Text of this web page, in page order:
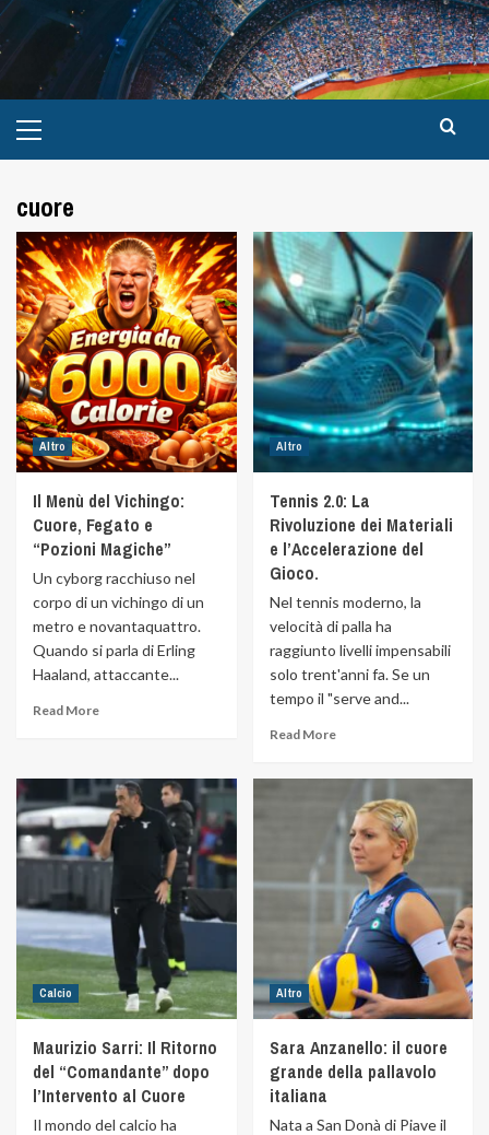
cuore
Altro
Il Menù del Vichingo:
Cuore, Fegato e
“Pozioni Magiche”
Un cyborg racchiuso nel
corpo di un vichingo di un
metro e novantaquattro.
Quando si parla di Erling
Haaland, attaccante...
Read More
Altro
Tennis 2.0: La
Rivoluzione dei Materiali
e l’Accelerazione del
Gioco.
Nel tennis moderno, la
velocità di palla ha
raggiunto livelli impensabili
solo trent'anni fa. Se un
tempo il "serve and...
Read More
Calcio
Maurizio Sarri: Il Ritorno
del “Comandante” dopo
l’Intervento al Cuore
Il mondo del calcio ha
Altro
Sara Anzanello: il cuore
grande della pallavolo
italiana
Nata a San Donà di Piave il